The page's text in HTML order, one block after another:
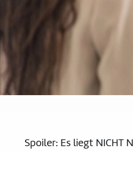
Spoiler: Es liegt NICHT